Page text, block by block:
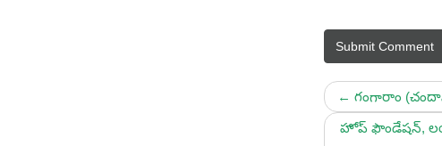
Submit Comment
← గంగారాం
హోప్ ఫౌండేషన్,